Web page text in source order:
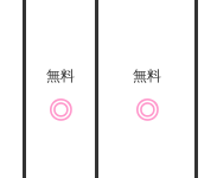
無料
◎
無料
◎